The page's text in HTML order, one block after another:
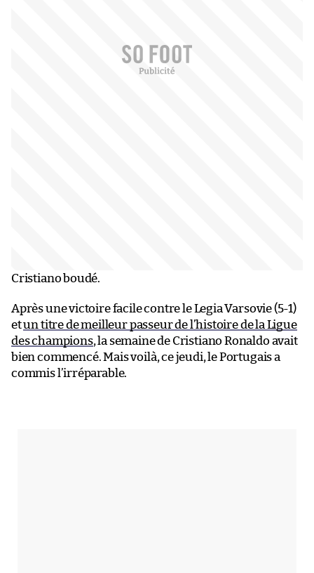
Cristiano boudé.
Après une victoire facile contre le Legia Varsovie (5-1)
etun titre de meilleur passeur de l’histoire de la Ligue
des champions, la semaine de Cristiano Ronaldo avait
bien commencé. Mais voilà, ce jeudi, le Portugais a
commis l’irréparable.